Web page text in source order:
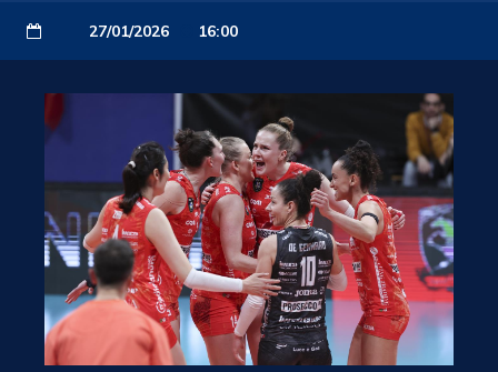
27/01/2026 16:00